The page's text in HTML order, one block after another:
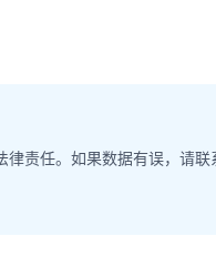
责任。如果数据有误，请联